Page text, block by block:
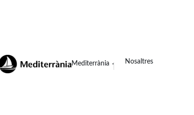
Mediterrània Nosaltres